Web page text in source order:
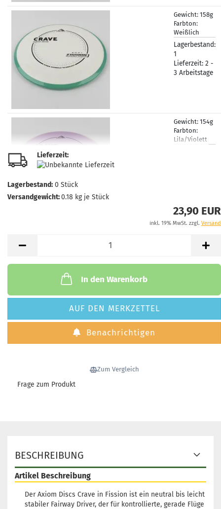
Gewicht: 158g
Farbton:
Weißlich
Lagerbestand:
1
Lieferzeit: 2 -
3 Arbeitstage
Gewicht: 154g
Farbton:
Lila/Violett
Farbton:
Farbton:
1
Lieferzeit:
3 Arbeitstage
Lieferzeit:
Lagerbestand: 0 Stück
Versandgewicht:0.18 kg je Stück
23,90 EUR
inkl. 19% MwSt. zzgl. Versand
In den Warenkorb
AUF DEN MERKZETTEL
Benachrichtigen
Zum Vergleich
Frage zum Produkt
BESCHREIBUNG
Artikel Beschreibung
Der Axiom Discs Crave in Fission ist ein neutral bis leicht
stabiler Fairway Driver, der für kontrollierte, gerade Flüge